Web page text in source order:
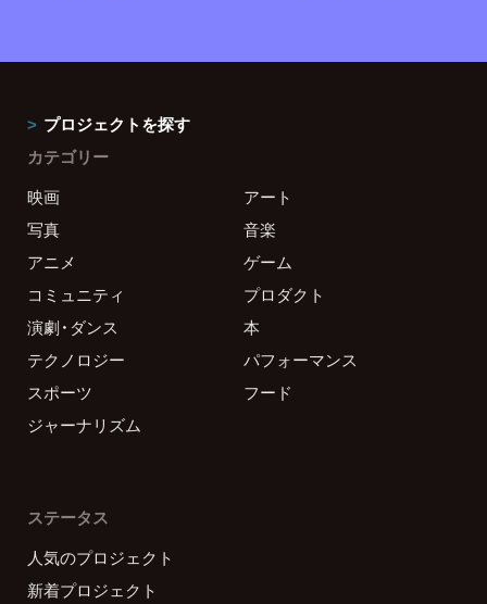
プロジェクトを探す
カテゴリー
映画
アート
写真
音楽
アニメ
ゲーム
コミュニティ
プロダクト
演劇・ダンス
本
テクノロジー
パフォーマンス
スポーツ
フード
ジャーナリズム
ステータス
人気のプロジェクト
新着プロジェクト